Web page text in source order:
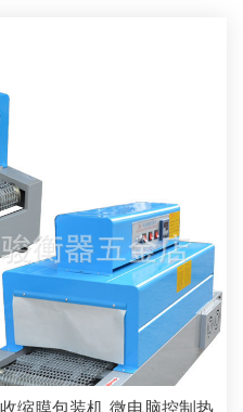
缩膜包装机 微电脑控制热